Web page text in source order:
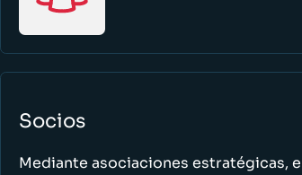
Socios
Mediante asociaciones estratégicas,